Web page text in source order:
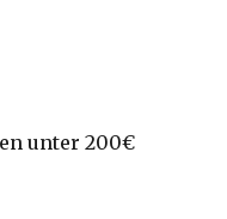
unter 200€